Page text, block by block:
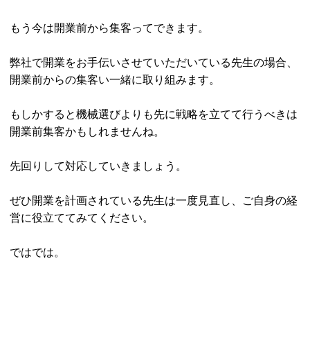
もう今は開業前から集客ってできます。
弊社で開業をお手伝いさせていただいている先生の場合、
開業前からの集客い一緒に取り組みます。
もしかすると機械選びよりも先に戦略を立てて行うべきは
開業前集客かもしれませんね。
先回りして対応していきましょう。
ぜひ開業を計画されている先生は一度見直し、ご自身の経
営に役立ててみてください。
ではでは。